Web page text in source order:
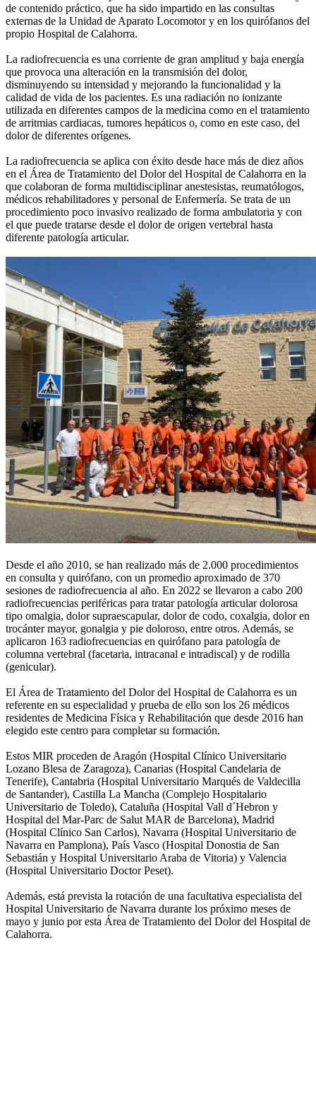
de contenido práctico, que ha sido impartido en las consultas
externas de la Unidad de Aparato Locomotor y en los quirófanos del
propio Hospital de Calahorra.
La radiofrecuencia es una corriente de gran amplitud y baja energía
que provoca una alteración en la transmisión del dolor,
disminuyendo su intensidad y mejorando la funcionalidad y la
calidad de vida de los pacientes. Es una radiación no ionizante
utilizada en diferentes campos de la medicina como en el tratamiento
de arritmias cardiacas, tumores hepáticos o, como en este caso, del
dolor de diferentes orígenes.
La radiofrecuencia se aplica con éxito desde hace más de diez años
en el Área de Tratamiento del Dolor del Hospital de Calahorra en la
que colaboran de forma multidisciplinar anestesistas, reumatólogos,
médicos rehabilitadores y personal de Enfermería. Se trata de un
procedimiento poco invasivo realizado de forma ambulatoria y con
el que puede tratarse desde el dolor de origen vertebral hasta
diferente patología articular.
Desde el año 2010, se han realizado más de 2.000 procedimientos
en consulta y quirófano, con un promedio aproximado de 370
sesiones de radiofrecuencia al año. En 2022 se llevaron a cabo 200
radiofrecuencias periféricas para tratar patología articular dolorosa
tipo omalgia, dolor supraescapular, dolor de codo, coxalgia, dolor en
trocánter mayor, gonalgia y pie doloroso, entre otros. Además, se
aplicaron 163 radiofrecuencias en quirófano para patología de
columna vertebral (facetaria, intracanal e intradiscal) y de rodilla
(genicular).
El Área de Tratamiento del Dolor del Hospital de Calahorra es un
referente en su especialidad y prueba de ello son los 26 médicos
residentes de Medicina Física y Rehabilitación que desde 2016 han
elegido este centro para completar su formación.
Estos MIR proceden de Aragón (Hospital Clínico Universitario
Lozano Blesa de Zaragoza), Canarias (Hospital Candelaria de
Tenerife), Cantabria (Hospital Universitario Marqués de Valdecilla
de Santander), Castilla La Mancha (Complejo Hospitalario
Universitario de Toledo), Cataluña (Hospital Vall d´Hebron y
Hospital del Mar-Parc de Salut MAR de Barcelona), Madrid
(Hospital Clínico San Carlos), Navarra (Hospital Universitario de
Navarra en Pamplona), País Vasco (Hospital Donostia de San
Sebastián y Hospital Universitario Araba de Vitoria) y Valencia
(Hospital Universitario Doctor Peset).
Además, está prevista la rotación de una facultativa especialista del
Hospital Universitario de Navarra durante los próximo meses de
mayo y junio por esta Área de Tratamiento del Dolor del Hospital de
Calahorra.